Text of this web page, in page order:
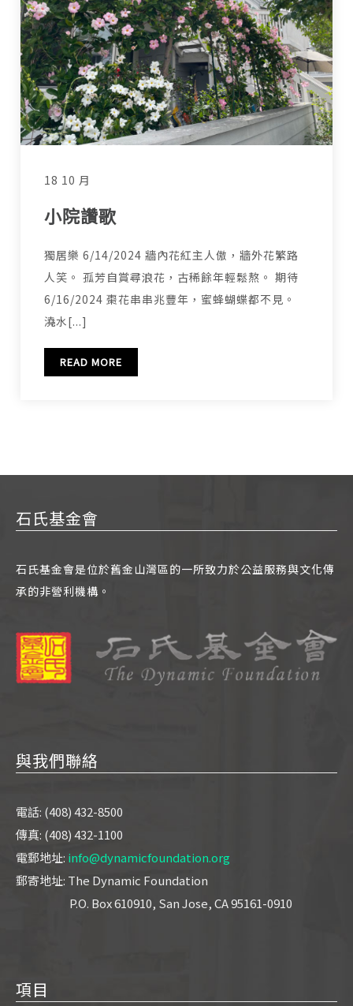
18 10 月
小院讚歌
獨居樂 6/14/2024 牆內花紅主人傲，牆外花繁路
人笑。 孤芳自賞尋浪花，古稀餘年輕鬆熬。 期待
6/16/2024 棗花串串兆豐年，蜜蜂蝴蝶都不見。
澆水[...]
READ MORE
石氏基金會
石氏基金會是位於舊金山灣區的一所致力於公益服務與文化傳
承的非營利機構。
與我們聯絡
電話: (408) 432-8500
傳真: (408) 432-1100
電郵地址: info@dynamicfoundation.org
郵寄地址: The Dynamic Foundation
P.O. Box 610910, San Jose, CA 95161-0910
項目